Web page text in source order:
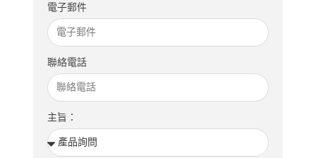
電子郵件
聯絡電話
主旨：